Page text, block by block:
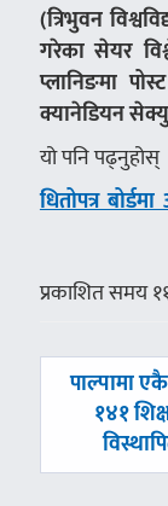
(त्रिभुवन
गरेका सेयर
प्लानिङमा
क्यानेडियन
यो पनि पढ्नुहोस्
धितोपत्र
प्रकाशित समय
पछिल्लाे
पाल्पामा
१४१